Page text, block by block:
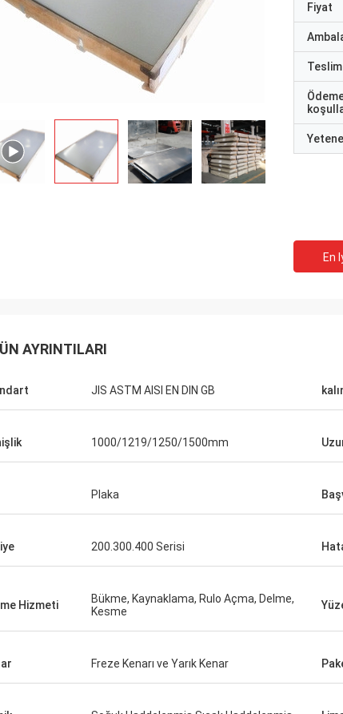
bir siparişte süper hızlı geri
olarak, ben sormadan bile özel
biliyordu. Onunla
Mark
gururla söylüyoruz
Fiyat
En
AYRINTILARI
JIS ASTM AISI EN DIN GB
1000/1219/1250/1500mm
Plaka
200.300.400 Serisi
Hizmeti
Bükme, Kaynaklama, Rulo Açma, Delme,
Kesme
Freze Kenarı ve Yarık Kenar